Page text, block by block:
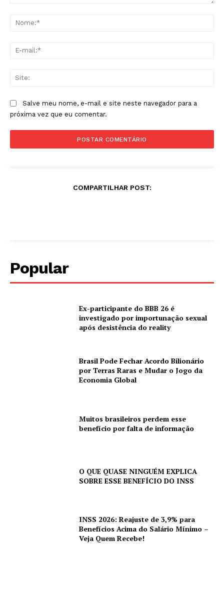
Salve meu nome, e-mail e site neste navegador para a
próxima vez que eu comentar.
COMPARTILHAR POST:
Popular
Ex-participante do BBB 26 é
investigado por importunação sexual
após desistência do reality
Brasil Pode Fechar Acordo Bilionário
por Terras Raras e Mudar o Jogo da
Economia Global
Muitos brasileiros perdem esse
benefício por falta de informação
O QUE QUASE NINGUÉM EXPLICA
SOBRE ESSE BENEFÍCIO DO INSS
INSS 2026: Reajuste de 3,9% para
Benefícios Acima do Salário Mínimo –
Veja Quem Recebe!